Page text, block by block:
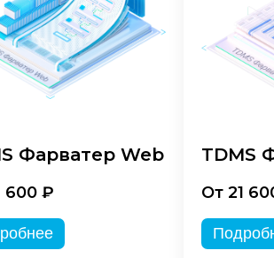
Фарватер Web
600 ₽
TDMS
От 21